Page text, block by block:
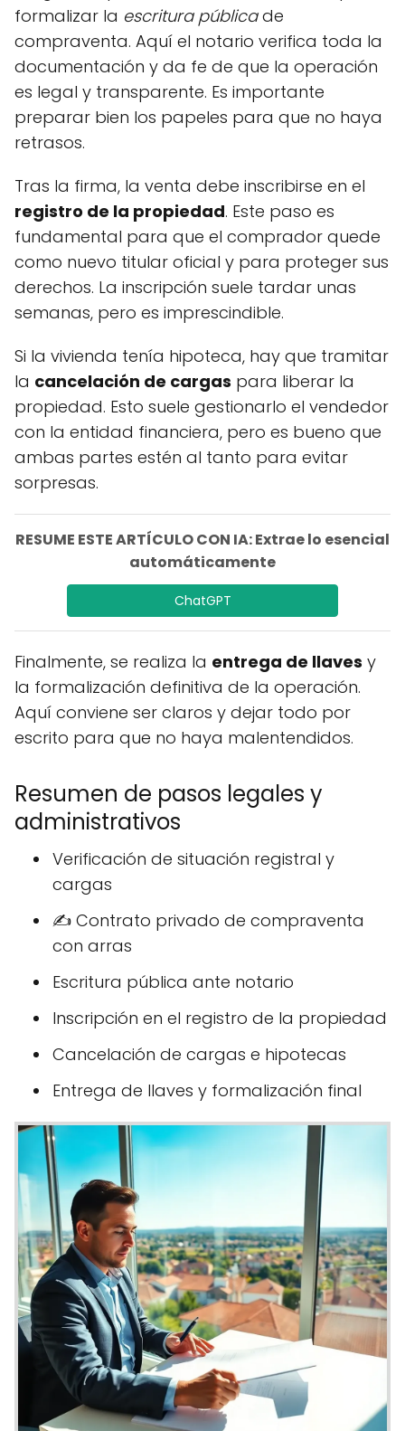
formalizar la escritura públicade
compraventa. Aquí el notario verifica toda la
documentación y da fe de que la operación
es legal y transparente. Es importante
preparar bien los papeles para que no haya
retrasos.
Tras la firma, la venta debe inscribirse en el
registro de la propiedad. Este paso es
fundamental para que el comprador quede
como nuevo titular oficial y para proteger sus
derechos. La inscripción suele tardar unas
semanas, pero es imprescindible.
Si la vivienda tenía hipoteca, hay que tramitar
la cancelación de cargas para liberar la
propiedad. Esto suele gestionarlo el vendedor
con la entidad financiera, pero es bueno que
ambas partes estén al tanto para evitar
sorpresas.
RESUME ESTE ARTÍCULO CON IA: Extrae lo esencial
automáticamente
ChatGPT
Finalmente, se realiza la entrega de llaves y
la formalización definitiva de la operación.
Aquí conviene ser claros y dejar todo por
escrito para que no haya malentendidos.
Resumen de pasos legales y
administrativos ️
Verificación de situación registral y
cargas
✍️ Contrato privado de compraventa
con arras
Escritura pública ante notario
Inscripción en el registro de la propiedad
Cancelación de cargas e hipotecas
Entrega de llaves y formalización final